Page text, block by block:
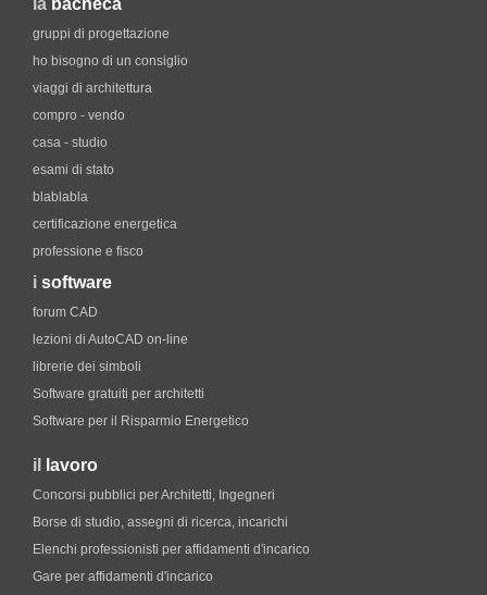
la bacheca
gruppi di progettazione
ho bisogno di un consiglio
viaggi di architettura
compro - vendo
casa - studio
esami di stato
blablabla
certificazione energetica
professione e fisco
i software
forum CAD
lezioni di AutoCAD on-line
librerie dei simboli
Software gratuiti per architetti
Software per il Risparmio Energetico
il lavoro
Concorsi pubblici per Architetti, Ingegneri
Borse di studio, assegni di ricerca, incarichi
Elenchi professionisti per affidamenti d'incarico
Gare per affidamenti d'incarico